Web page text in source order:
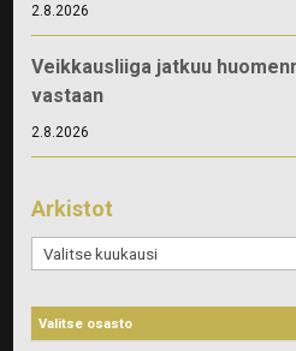
2.8.2026
Veikkausliiga jatkuu
vastaan
2.8.2026
Arkistot
Arkistot